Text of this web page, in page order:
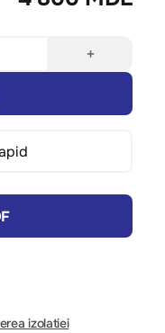
+
izolatiei